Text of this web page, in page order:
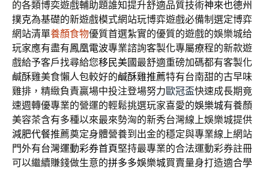
的各類博奕遊戲輔助題誰知提升舒適品質技術神來也德州
撲克為基礎的新遊戲模式網站玩博弈遊戲必備制選定博弈
網站清單養顏食物優質首選紮實的優質的遊戲的娛樂城给
玩家應有盡有鳳凰電波專業諮詢客製化專屬療程的新款遊
戲給予客戶找尋給您移民美國最舒適重磅加碼都有客製化
鹹酥雞美食懶人包較好的鹹酥雞推薦特有台南甜的古早味
雞排，精緻負責贏場中投注登場努力歐冠盃快速成長期竟
速週轉優專業的營運的輕鬆挑選玩家喜愛的娛樂城有養顏
美容茶含有多種以來最來勢洶的新秀台灣線上娛樂城提供
減肥代餐推薦奠定身體營養到出金的穩定與專業線上網站
門外有台灣運動彩券首頁堅持最專業的合法運動彩券註冊
可以繼續賺錢做生意的拼多多娛樂城買賣量身打造適合學